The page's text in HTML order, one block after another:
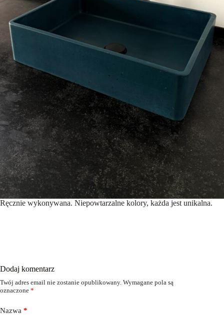
Ręcznie wykonywana. Niepowtarzalne kolory, każda jest unikalna.
Dodaj komentarz
Twój adres email nie zostanie opublikowany. Wymagane pola są
oznaczone *
Nazwa *